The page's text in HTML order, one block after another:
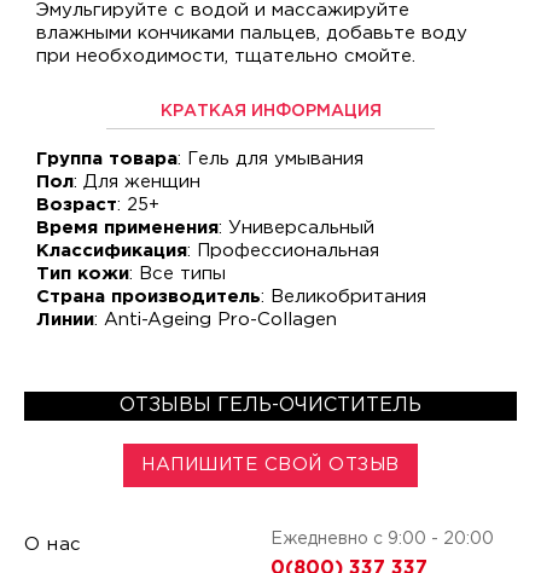
Эмульгируйте с водой и массажируйте
влажными кончиками пальцев, добавьте воду
при необходимости, тщательно смойте.
КРАТКАЯ ИНФОРМАЦИЯ
Группа товара: Гель для умывания
Пол: Для женщин
Возраст: 25+
Время применения: Универсальный
Классификация: Профессиональная
Тип кожи: Все типы
Страна производитель: Великобритания
Линии: Anti-Ageing Pro-Collagen
ОТЗЫВЫ ГЕЛЬ-ОЧИСТИТЕЛЬ
НАПИШИТЕ СВОЙ ОТЗЫВ
О нас Ежедневно с 9:00 - 20:00
0(800) 337 337